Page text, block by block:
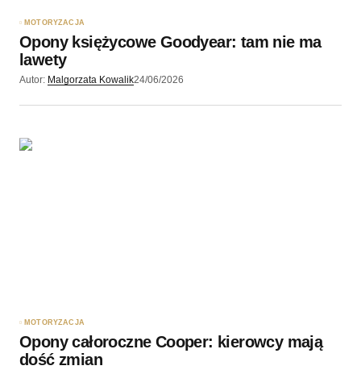
MOTORYZACJA
Opony księżycowe Goodyear: tam nie ma
lawety
Autor: Malgorzata Kowalik24/06/2026
MOTORYZACJA
Opony całoroczne Cooper: kierowcy mają
dość zmian